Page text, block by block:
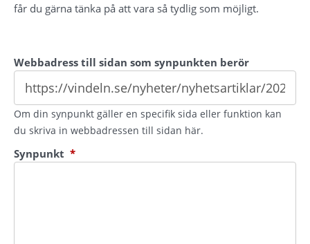
får du gärna tänka på att vara så tydlig som möjligt.
Webbadress till sidan som synpunkten berör
Om din synpunkt gäller en specifik sida eller funktion kan
du skriva in webbadressen till sidan här.
Synpunkt *(obligatorisk)